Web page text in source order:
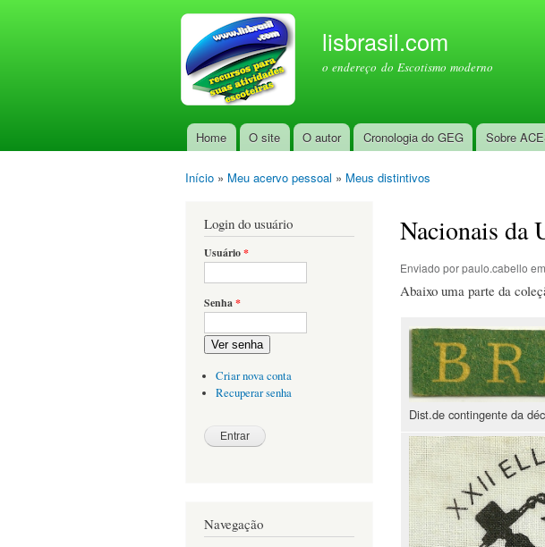
lisbrasil.com
o endereço do Escotismo moderno
Menu principal
Home O site O autor Cronologia do GEG Sobre
Início » Meu acervo pessoal » Meus distintivos
Login do usuário
Usuário*
Senha*
Ver senha
Criar nova conta
Recuperar senha
Navegação
Nacionais da
Enviado porpaulo.cabello
Abaixo uma parte da
Dist.de contingente da